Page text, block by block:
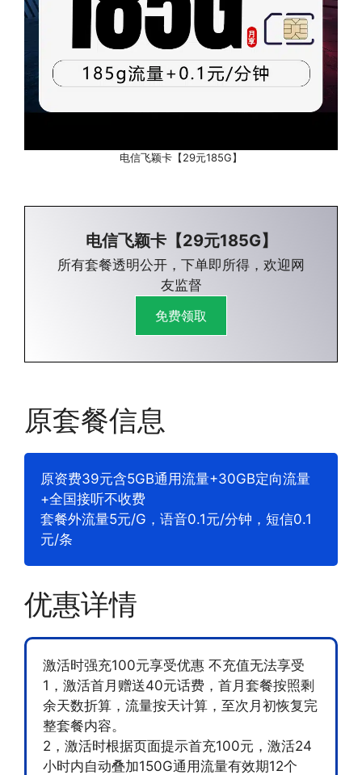
电信飞颖卡【29元185G】
电信飞颖卡【29元185G】
所有套餐透明公开，下单即所得，欢迎网
友监督
免费领取
原套餐信息
原资费39元含5GB通用流量+30GB定向流量
+全国接听不收费
套餐外流量5元/G，语音0.1元/分钟，短信0.1
元/条
优惠详情
激活时强充100元享受优惠 不充值无法享受
1，激活首月赠送40元话费，首月套餐按照剩
余天数折算，流量按天计算，至次月初恢复完
整套餐内容。
2，激活时根据页面提示首充100元，激活24
小时内自动叠加150G通用流量有效期12个